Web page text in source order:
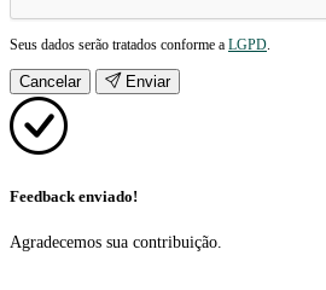
Seus dados serão tratados conforme a LGPD
Cancelar Enviar
Feedback enviado!
Agradecemos sua contribuição.